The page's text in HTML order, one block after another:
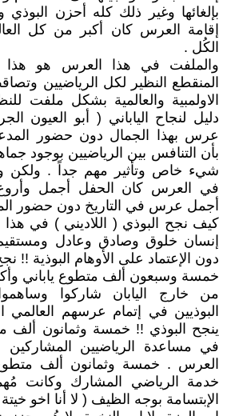
بإلغائها وغير ذلك كله أحزن
إقامة العرس كان أكبر من كل
الكُل .
والملفت في هذا العرس هو هذا
المنقطع النظير لكل الرياضيين
الاولمبية والعالمية بشكل ملفت
دليل لنجاح الياباني ( أبو العيون
عرس بهذا الجمال دون حضور
بأن التنافس بين الرياضيين بوجود
شيء خاص وتأثير مهم جداً . ولكن
في العرس كان الحفل أجمل
أجمل عرس في التاريخ دون حضور
كيف نجح البوذي ( اللاديني ) في
إنسان خلوق وصادق وعادل
دون الإعتماد على الأوهام البوذية !!
خمسة وسبعون ألف متطوع ياباني
من خارج اليابان شاركوا
البوذيين في إتمام عرسهم
ينجح البوذي !! خمسة وثمانون ألف
في مساعدة الرياضيين المشاركين
العرس . خمسة وثمانون ألف
خدمة الرياضي المشارك وكانت
الإبتسامة بوجه الظيف ( لا أنا اخو